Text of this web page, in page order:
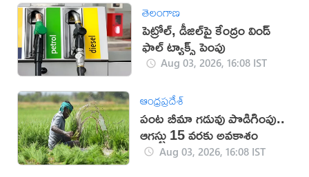
తెలంగాణ
పెట్రోల్, డీజిల్‌పై కేంద్రం విండ్
ఫాల్ ట్యాక్స్ పెంపు
Aug 03, 2026, 16:08 IST
ఆంధ్రప్రదేశ్
పంట బీమా గడువు పొడిగింపు..
ఆగస్టు 15 వరకు అవకాశం
Aug 03, 2026, 16:08 IST